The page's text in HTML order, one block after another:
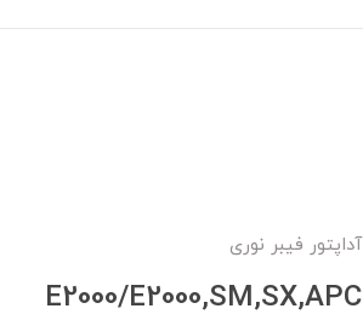
آداپتور فیبر نوری
E2000/E2000,SM,SX,APC